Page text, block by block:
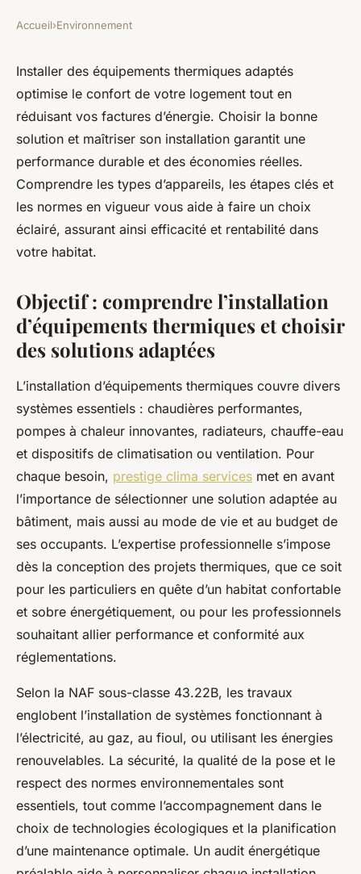
Installation d'équipements
thermiques : efficacité et
économies pour votre
logement
admin• 11 juillet 2025 •8 min de lecture
Accueil›Environnement
Installer des équipements thermiques adaptés
optimise le confort de votre logement tout en
réduisant vos factures d’énergie. Choisir la bonne
solution et maîtriser son installation garantit une
performance durable et des économies réelles.
Comprendre les types d’appareils, les étapes clés et
les normes en vigueur vous aide à faire un choix
éclairé, assurant ainsi efficacité et rentabilité dans
votre habitat.
Objectif : comprendre l’installation
d’équipements thermiques et choisir
des solutions adaptées
L’installation d’équipements thermiques couvre divers
systèmes essentiels : chaudières performantes,
pompes à chaleur innovantes, radiateurs, chauffe-eau
et dispositifs de climatisation ou ventilation. Pour
chaque besoin, prestige clima services met en avant
l’importance de sélectionner une solution adaptée au
bâtiment, mais aussi au mode de vie et au budget de
ses occupants. L’expertise professionnelle s’impose
dès la conception des projets thermiques, que ce soit
pour les particuliers en quête d’un habitat confortable
et sobre énergétiquement, ou pour les professionnels
souhaitant allier performance et conformité aux
réglementations.
Selon la NAF sous-classe 43.22B, les travaux
englobent l’installation de systèmes fonctionnant à
l’électricité, au gaz, au fioul, ou utilisant les énergies
renouvelables. La sécurité, la qualité de la pose et le
respect des normes environnementales sont
essentiels, tout comme l’accompagnement dans le
choix de technologies écologiques et la planification
d’une maintenance optimale. Un audit énergétique